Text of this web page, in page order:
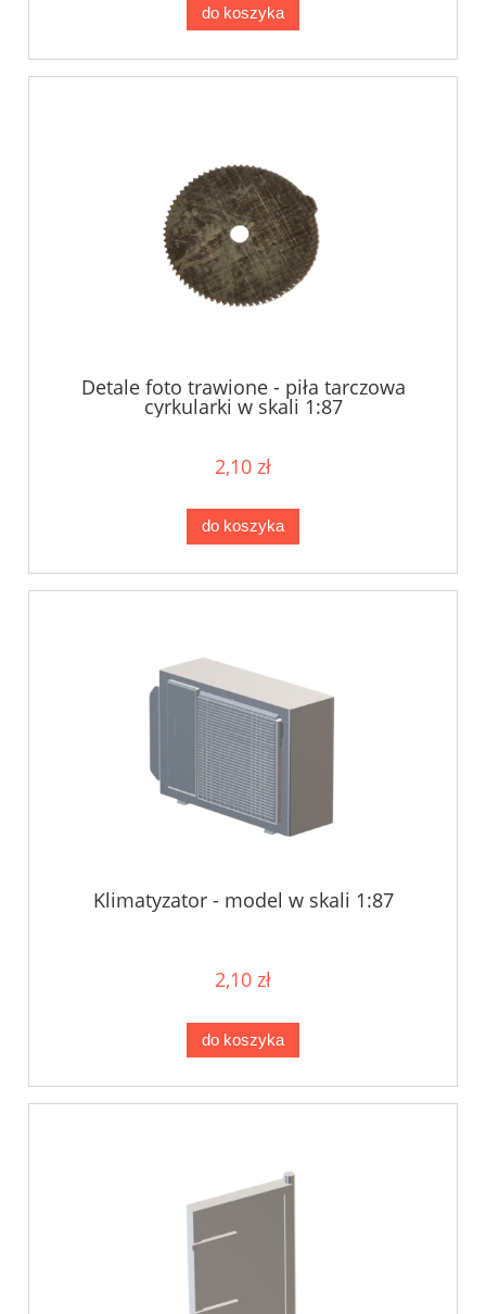
do koszyka
Detale foto trawione - piła tarczowa
cyrkularki w skali 1:87
2,10 zł
do koszyka
Klimatyzator - model w skali 1:87
2,10 zł
do koszyka